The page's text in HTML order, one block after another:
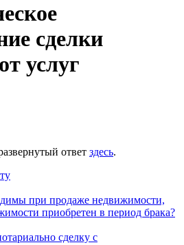
сделки
услуг
ответ здесь.
при продаже недвижимости,
приобретен в период брака?
сделку с